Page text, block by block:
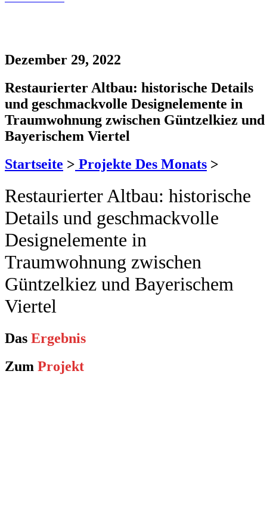
Dezember 29, 2022
Restaurierter Altbau: historische Details
und geschmackvolle Designelemente in
Traumwohnung zwischen Güntzelkiez und
Bayerischem Viertel
Startseite > Projekte Des Monats >
Restaurierter Altbau: historische
Details und geschmackvolle
Designelemente in
Traumwohnung zwischen
Güntzelkiez und Bayerischem
Viertel
Das Ergebnis
Zum Projekt